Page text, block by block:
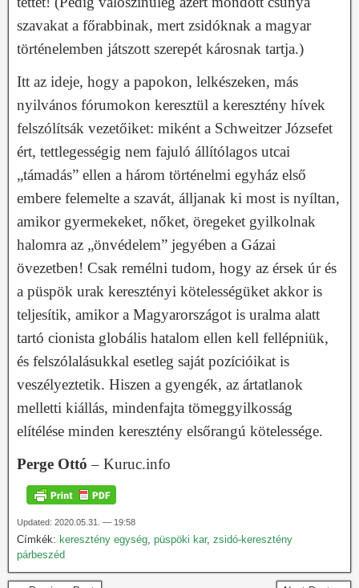
szavakat a főrabbinak, mert zsidóknak a magyar
történelemben játszott szerepét károsnak tartja.)
Itt az ideje, hogy a papokon, lelkészeken, más
nyilvános fórumokon keresztül a keresztény hívek
felszólítsák vezetőiket: miként a Schweitzer Józsefet
ért, tettlegességig nem fajuló állítólagos utcai
„támadás” ellen a három történelmi egyház első
embere felemelte a szavát, álljanak ki most is nyíltan,
amikor gyermekeket, nőket, öregeket gyilkolnak
halomra az „önvédelem” jegyében a Gázai
övezetben! Csak remélni tudom, hogy az érsek úr és
a püspök urak keresztényi kötelességüket akkor is
teljesítik, amikor a Magyarországot is uralma alatt
tartó cionista globális hatalom ellen kell fellépniük,
és felszólalásukkal esetleg saját pozícióikat is
veszélyeztetik. Hiszen a gyengék, az ártatlanok
melletti kiállás, mindenfajta tömeggyilkosság
elítélése minden keresztény elsőrangú kötelessége.
Perge Ottó – Kuruc.info
Updated: 2020.05.31. — 19:58
Címkék: keresztény egység, püspöki kar, zsidó-keresztény
párbeszéd